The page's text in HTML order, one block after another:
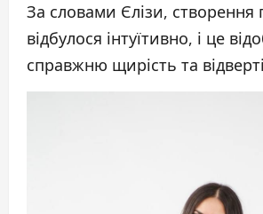
За словами Єлізи, створення
відбулося інтуїтивно, і це
справжню щирість та